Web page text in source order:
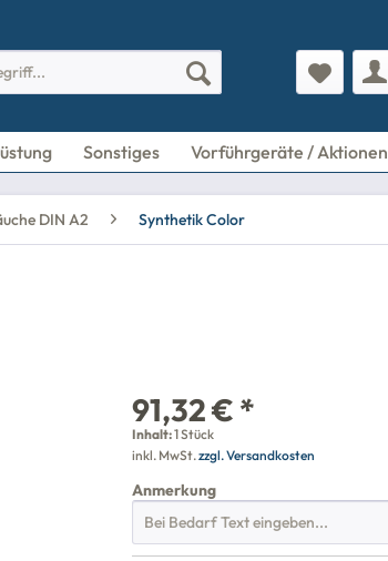
Sonstiges Vorführgeräte / Aktionen
DIN A2 Synthetik Color
91,32 € *
Inhalt:1 Stück
inkl. MwSt.zzgl. Versandkosten
Anmerkung